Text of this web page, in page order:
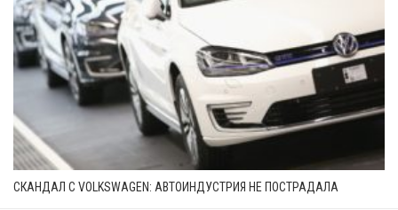
СКАНДАЛ С VOLKSWAGEN: АВТОИНДУСТРИЯ НЕ ПОСТРАДАЛА